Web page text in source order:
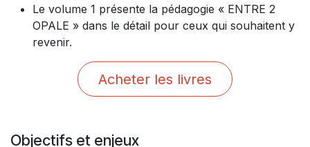
Le volume 1 présente la pédagogie « ENTRE 2
OPALE » dans le détail pour ceux qui souhaitent y
revenir.
Acheter les livres
Objectifs et enjeux